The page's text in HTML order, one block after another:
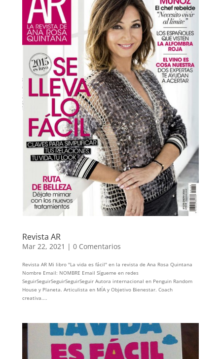
Revista AR
Mar 22, 2021 | 0 Comentarios
Revista AR Mi libro "La vida es fácil" en la revista de Ana Rosa Quintana
Nombre Email: NOMBRE Email Sígueme en redes
SeguirSeguirSeguirSeguirSeguir Autora internacional en Penguin Random
House y Planeta. Articulista en MÍA y Objetivo Bienestar. Coach
creativa....